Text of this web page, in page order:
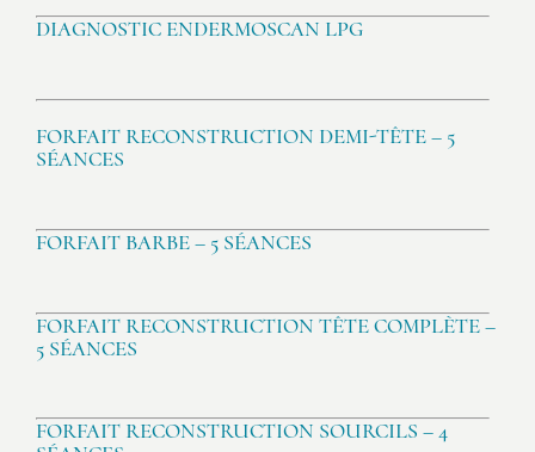
DIAGNOSTIC ENDERMOSCAN LPG
FORFAIT RECONSTRUCTION DEMI-TÊTE – 5
SÉANCES
FORFAIT BARBE – 5 SÉANCES
FORFAIT RECONSTRUCTION TÊTE COMPLÈTE –
5 SÉANCES
FORFAIT RECONSTRUCTION SOURCILS – 4